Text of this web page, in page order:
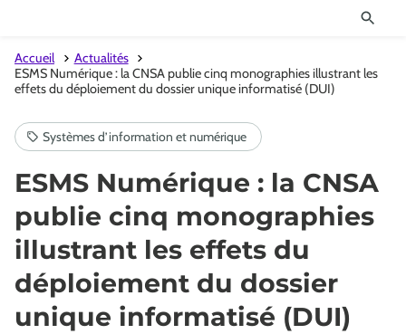
Accueil
Actualités
ESMS Numérique : la CNSA publie cinq monographies illustrant les
effets du déploiement du dossier unique informatisé (DUI)
ESMS Numérique : la CNSA
publie cinq monographies
illustrant les effets du
déploiement du dossier
unique informatisé (DUI)